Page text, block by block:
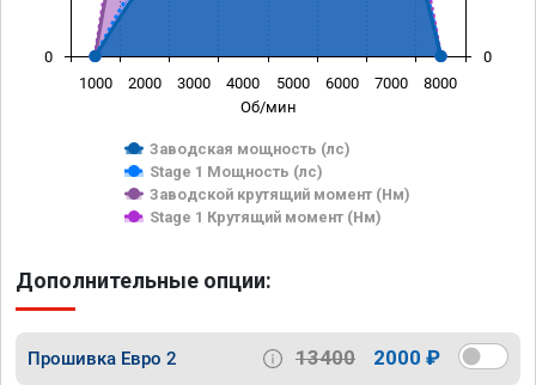
Об/мин
Заводская мощность (лс)
Stage 1 Мощность (лс)
Заводской крутящий момент (Нм)
Stage 1 Крутящий момент (Нм)
1000 2000 3000 4000 5000 6000 7000 8000
0 0
Дополнительные опции:
Прошивка Евро 2 13400 2000 ₽